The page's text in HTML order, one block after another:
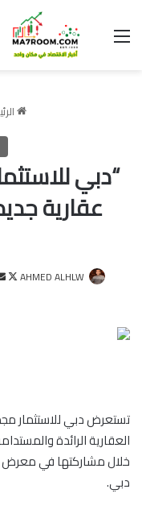
القائمة
“دبي
عقارية
AHMED ALHLW
تستعرض دبي للاستثمار
العقارية الرائدة
خلال مشاركتها في معرض
دبي.